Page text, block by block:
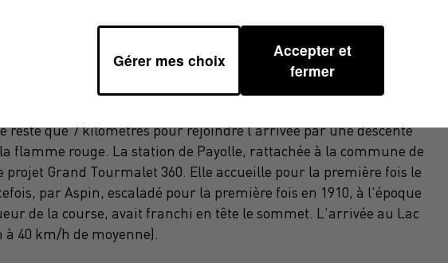
élancés vendredi à 13h17 vers les Pyrénées dont ils escaladeront
de 162,5 kilomètres entre L'Isle-Jourdain (Gers) et le Lac de
sous le soleil (28°c). La côte de Capvern (4e catégorie) mène à
qui est l'un des quatre cols pyrénéens historiques (avec
longue de 12 kilomètres à 6,5 % de pente, conduit à
reste que 7 kilomètres pour rejoindre l'arrivée par une descente
flamme rouge. La station de Payolle, rattachée à la commune de
Grand Tourmalet 360. Elle accueille pour la première fois le
par Aspin, escaladé pour la première fois en 1910, à l'époque
de la course, avait franchi en tête le sommet. L'arrivée au Lac
à 40 km/h de moyenne).
Gérer mes choix
Accepter et
fermer